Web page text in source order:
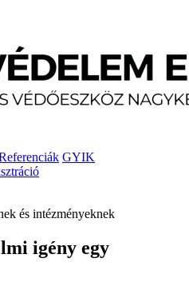
GYIK
és intézményeknek
igény egy